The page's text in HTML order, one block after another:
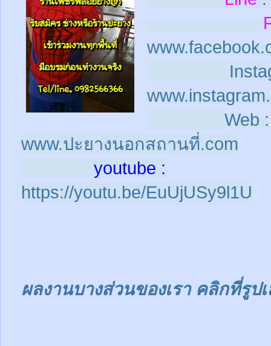
Web :
www.ปะยางนอกสถานที่.com
youtube :
https://youtu.be/EuUjUSy9l1U
ผลงานบางส่วนของเรา คลิกที่รูป